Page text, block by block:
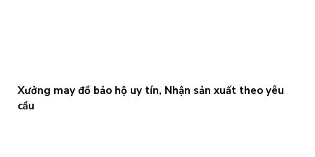
Xưởng may đồ bảo hộ uy tín, Nhận sản xuất theo yêu
cầu